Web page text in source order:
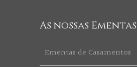
As nossas Ementas
Ementas de Casamentos